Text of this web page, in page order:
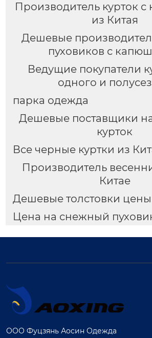
Производитель курток
из Китая
Дешевые
пуховиков с
Ведущие покупатели
одного и
парка одежда
Дешевые поставщики
курток
Все черные куртки из
Производитель
Китае
Дешевые толстовки цены
Цена на снежный
ООО Фуцзянь Аосин Одежда